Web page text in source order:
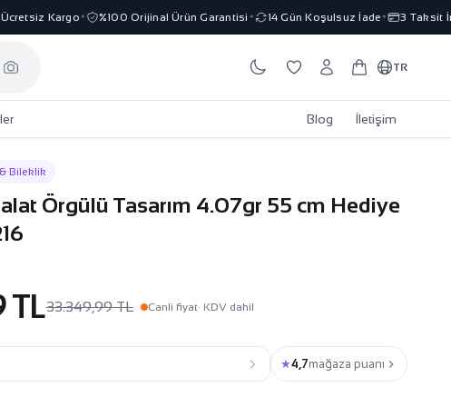
Kargo✦ %100 Orijinal Ürün Garantisi✦ 14 Gün Koşulsuz İade✦ 3 Taksit
TR
Blog İletişim
Bileklik
Örgülü Tasarım 4.07gr 55 cm Hediye
TL33.349,99 TL Canli fiyat· KDV dahil
★4,7mağaza puanı